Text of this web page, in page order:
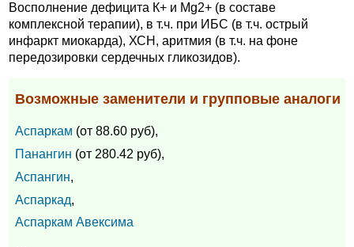
Восполнение дефицита К+ и Mg2+ (в составе
комплексной терапии), в т.ч. при ИБС (в т.ч. острый
инфаркт миокарда), ХСН, аритмия (в т.ч. на фоне
передозировки сердечных гликозидов).
Возможные заменители и групповые аналоги
Аспаркам (от 88.60 руб),
Панангин (от 280.42 руб),
Аспангин,
Аспаркад,
Аспаркам Авексима